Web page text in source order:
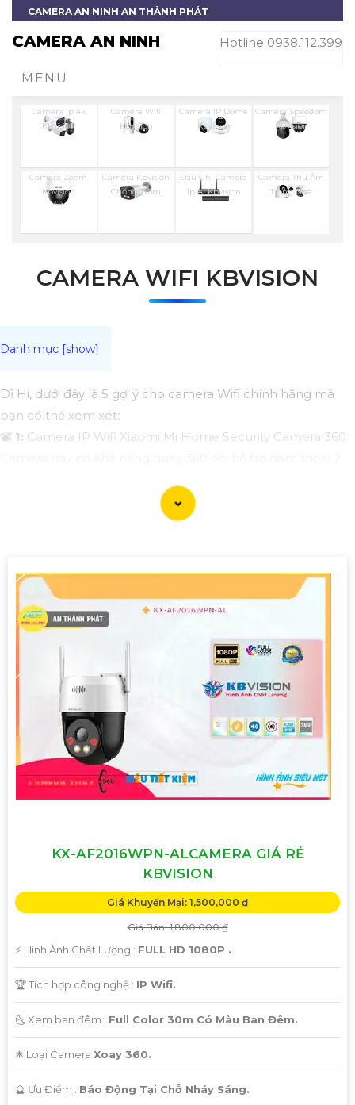
CAMERA AN NINH AN THÀNH PHÁT
CAMERA AN NINH Hotline 0938.112.399
MENU
Camera Ip 4k
Kbvision
Camera Wifi
Kbvision
Camera IP Dome
Kbviison
Camera Speedom
Kbvision
Camera Zoom
Kbvision
Camera Kbvision
Chống Trộm
Đầu Ghi Camera
Ip AI Kbvision
Camera Thu Âm
Trong Nhà
CAMERA WIFI KBVISION
Dĩ Hi, dưới đây là 5 gợi ý cho camera Wifi chính hãng mà
bạn có thể xem xét:
📽 1: Camera IP Wifi Xiaomi Mi Home Security Camera 360:
Camera IP Wifi Imou Ranger Pro Outdoor: Đây là một
lựa chọn tốt cho việc giám sát ngoài trời, có khả năng xoay
giá cả phải chăng và cung cấp chất lượng hình ảnh 1080p,
hỗ trợ ghi đè đè và lưu trữ dữ liệu trên thẻ nhớ.
4:Camera IP Wifi Ezviz C6T: Camera này có khả năng
xoay 340 độ, chất lượng hình ảnh 1080p, đè và hỗ trợ đàm
thoại 2 chiều.
Camera IP Wifi Yoosee 3 chuẩn: Một lựa chọn phổ biến
với chất lượng hình ảnh HD, khả năng xoay 355 độ và đè.
Hy vọng bạn sẽ tìm được camera Wifi chính hãng phù hợp
với nhu cầu của mình.
KX-AF2016WPN-ALCAMERA GIÁ RẺ
KBVISION
Giá Khuyến Mại: 1,500,000 ₫
Giá Bán: 1,800,000 ₫
️⚡ Hình Ành Chất Lượng : FULL HD 1080P .
🏆 Tích hợp công nghệ : IP Wifi.
🌜 Xem ban đêm : Full Color 30m Có Màu Ban Đêm.
❄ Loại Camera Xoay 360.
️🔮 Ưu Điểm : Báo Động Tại Chỗ Nháy Sáng.